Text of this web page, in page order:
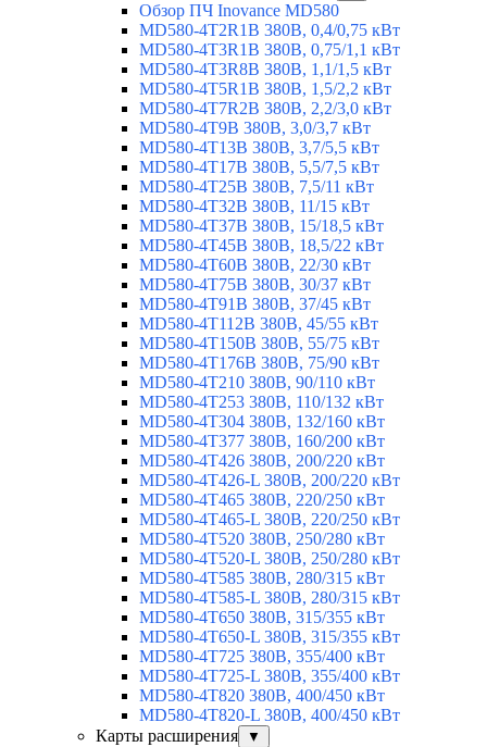
Обзор ПЧ Inovance MD580
MD580-4T2R1B 380В, 0,4/0,75 кВт
MD580-4T3R1B 380В, 0,75/1,1 кВт
MD580-4T3R8B 380В, 1,1/1,5 кВт
MD580-4T5R1B 380В, 1,5/2,2 кВт
MD580-4T7R2B 380В, 2,2/3,0 кВт
MD580-4T9B 380В, 3,0/3,7 кВт
MD580-4T13B 380В, 3,7/5,5 кВт
MD580-4T17B 380В, 5,5/7,5 кВт
MD580-4T25B 380В, 7,5/11 кВт
MD580-4T32B 380В, 11/15 кВт
MD580-4T37B 380В, 15/18,5 кВт
MD580-4T45B 380В, 18,5/22 кВт
MD580-4T60B 380В, 22/30 кВт
MD580-4T75B 380В, 30/37 кВт
MD580-4T91B 380В, 37/45 кВт
MD580-4T112B 380В, 45/55 кВт
MD580-4T150B 380В, 55/75 кВт
MD580-4T176B 380В, 75/90 кВт
MD580-4T210 380В, 90/110 кВт
MD580-4T253 380В, 110/132 кВт
MD580-4T304 380В, 132/160 кВт
MD580-4T377 380В, 160/200 кВт
MD580-4T426 380В, 200/220 кВт
MD580-4T426-L 380В, 200/220 кВт
MD580-4T465 380В, 220/250 кВт
MD580-4T465-L 380В, 220/250 кВт
MD580-4T520 380В, 250/280 кВт
MD580-4T520-L 380В, 250/280 кВт
MD580-4T585 380В, 280/315 кВт
MD580-4T585-L 380В, 280/315 кВт
MD580-4T650 380В, 315/355 кВт
MD580-4T650-L 380В, 315/355 кВт
MD580-4T725 380В, 355/400 кВт
MD580-4T725-L 380В, 355/400 кВт
MD580-4T820 380В, 400/450 кВт
MD580-4T820-L 380В, 400/450 кВт
Карты расширения
▼